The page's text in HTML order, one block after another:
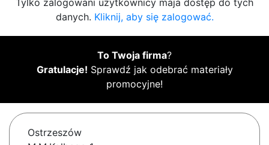
Tylko zalogowani użytkownicy maja dostęp do tych
danych. Kliknij, aby się zalogować.
To Twoja firma?
Gratulacje! Sprawdź jak odebrać materiały
promocyjne!
Ostrzeszów